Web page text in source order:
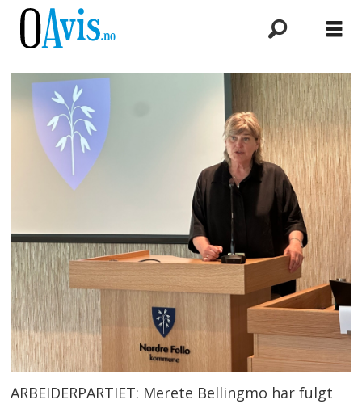
ARBEIDERPARTIET: Merete Bellingmo har fulgt